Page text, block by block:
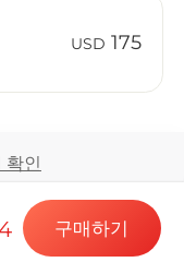
데
USD 175
확인
구매하기